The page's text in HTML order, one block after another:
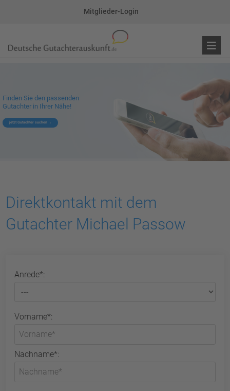
Mitglieder-Login
Finden Sie den passenden
Gutachter in Ihrer Nähe!
jetzt Gutachter suchen
Direktkontakt mit dem
Gutachter Michael Passow
Anrede*:
Vorname*:
Nachname*: